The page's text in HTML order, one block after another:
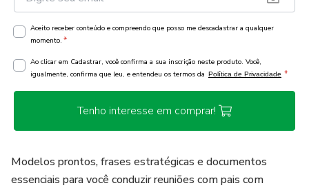
Aceito receber conteúdo e compreendo que posso me descadastrar a qualquer
momento. *
Ao clicar em Cadastrar, você confirma a sua inscrição neste produto. Você,
igualmente, confirma que leu, e entendeu os termos da Política de Privacidade *
Tenho interesse em comprar!
Modelos prontos, frases estratégicas e documentos
essenciais para você conduzir reuniões com pais com